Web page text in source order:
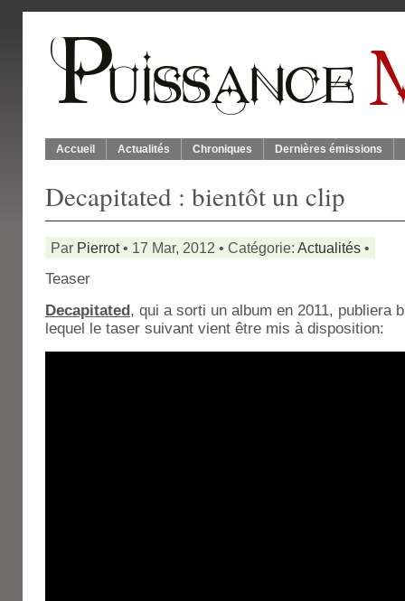
Accueil Actualités Chroniques Dernières émissions
Decapitated : bientôt un clip
Par Pierrot• 17 Mar, 2012 • Catégorie: Actualités •
Teaser
Decapitated, qui a sorti un album en 2011, publiera
lequel le taser suivant vient être mis à disposition: